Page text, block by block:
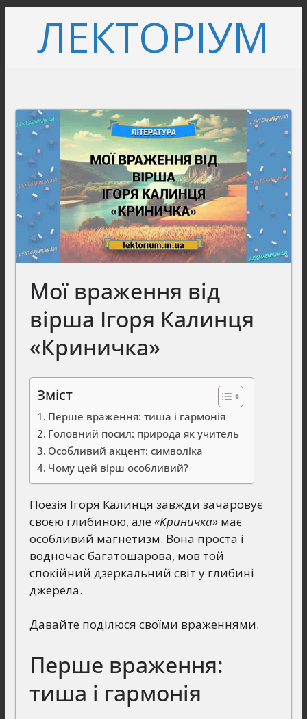
вмістуЛЕКТОРІУМ
Мої враження від
вірша Ігоря Калинця
«Криничка»
Зміст
Перше враження: тиша і гармонія
Головний посил: природа як учитель
Особливий акцент: символіка
Чому цей вірш особливий?
Поезія Ігоря Калинця завжди зачаровує
своєю глибиною, але «Криничка»має
особливий магнетизм. Вона проста і
водночас багатошарова, мов той
спокійний дзеркальний світ у глибині
джерела.
Давайте поділюся своїми враженнями.
Перше враження:
тиша і гармонія